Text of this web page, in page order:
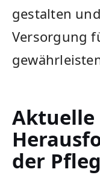
gestalten
Versorgung
Aktuelle
der